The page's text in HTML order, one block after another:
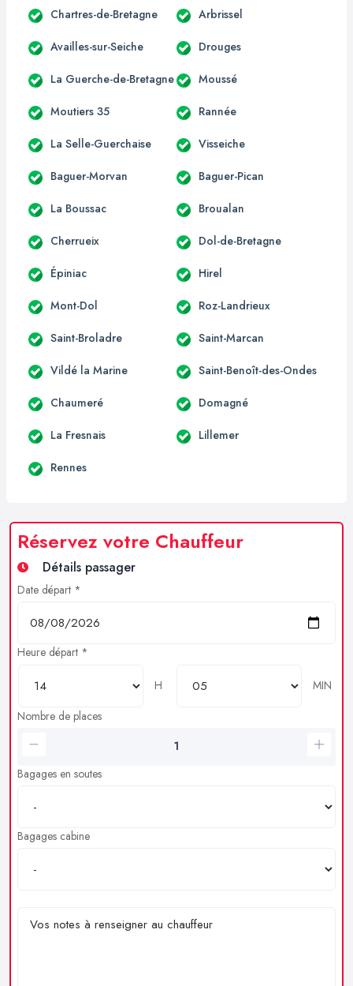
Chartres-de-Bretagne Arbrissel
Availles-sur-Seiche Drouges
La Guerche-de-Bretagne Moussé
Moutiers 35 Rannée
La Selle-Guerchaise Visseiche
Baguer-Morvan Baguer-Pican
La Boussac Broualan
Cherrueix Dol-de-Bretagne
Épiniac Hirel
Mont-Dol Roz-Landrieux
Saint-Broladre Saint-Marcan
Vildé la Marine Saint-Benoît-des-Ondes
Chaumeré Domagné
La Fresnais Lillemer
Rennes
Réservez votre Chauffeur
Détails passager
Date départ *
Heure départ *
H
MIN
Nombre de places
Bagages en soutes
Bagages cabine